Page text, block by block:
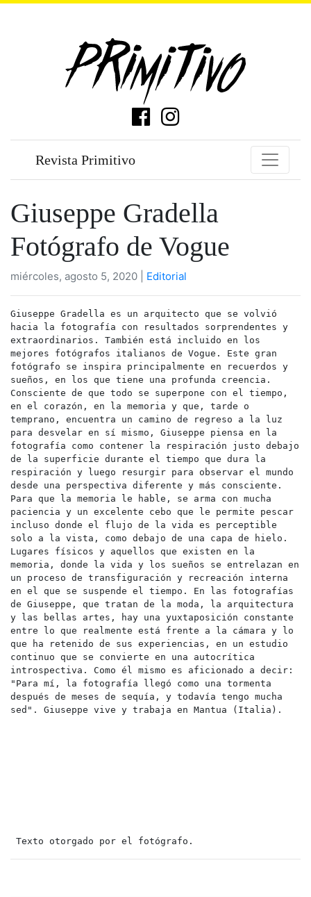
Revista Primitivo
Giuseppe Gradella
Fotógrafo de Vogue
miércoles, agosto 5, 2020 | Editorial
Giuseppe Gradella es un arquitecto que se volvió
hacia la fotografía con resultados sorprendentes y
extraordinarios. También está incluido en los
mejores fotógrafos italianos de Vogue. Este gran
fotógrafo se inspira principalmente en recuerdos y
sueños, en los que tiene una profunda creencia.
Consciente de que todo se superpone con el tiempo,
en el corazón, en la memoria y que, tarde o
temprano, encuentra un camino de regreso a la luz
para desvelar en sí mismo, Giuseppe piensa en la
fotografía como contener la respiración justo debajo
de la superficie durante el tiempo que dura la
respiración y luego resurgir para observar el mundo
desde una perspectiva diferente y más consciente.
Para que la memoria le hable, se arma con mucha
paciencia y un excelente cebo que le permite pescar
incluso donde el flujo de la vida es perceptible
solo a la vista, como debajo de una capa de hielo.
Lugares físicos y aquellos que existen en la
memoria, donde la vida y los sueños se entrelazan en
un proceso de transfiguración y recreación interna
en el que se suspende el tiempo. En las fotografías
de Giuseppe, que tratan de la moda, la arquitectura
y las bellas artes, hay una yuxtaposición constante
entre lo que realmente está frente a la cámara y lo
que ha retenido de sus experiencias, en un estudio
continuo que se convierte en una autocrítica
introspectiva. Como él mismo es aficionado a decir:
"Para mí, la fotografía llegó como una tormenta
después de meses de sequía, y todavía tengo mucha
sed". Giuseppe vive y trabaja en Mantua (Italia).
Texto otorgado por el fotógrafo.